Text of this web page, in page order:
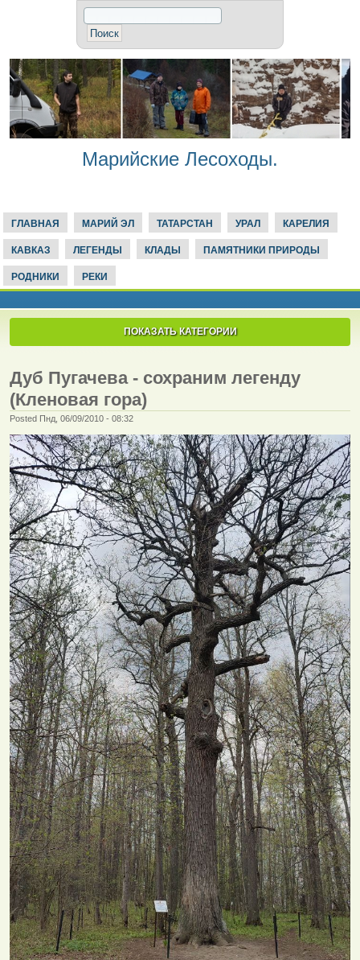
Марийские Лесоходы.
ГЛАВНАЯ МАРИЙ ЭЛ ТАТАРСТАН УРАЛ КАРЕЛИЯ
КАВКАЗ ЛЕГЕНДЫ КЛАДЫ ПАМЯТНИКИ ПРИРОДЫ
РОДНИКИ РЕКИ
ПОКАЗАТЬ КАТЕГОРИИ
Дуб Пугачева - сохраним легенду
(Кленовая гора)
Posted Пнд, 06/09/2010 - 08:32